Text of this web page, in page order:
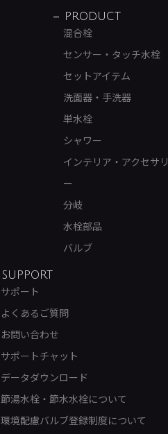
PRODUCT
混合栓
センサー・タッチ水栓
セットアイテム
洗面器・手洗器
単水栓
シャワー
インテリア・アクセサリ
ー
分岐
水栓部品
バルブ
SUPPORT
サポート
よくあるご質問
お問い合わせ
サポートチャット
データダウンロード
節湯水栓・節水水栓について
環境配慮バルブ登録制度について